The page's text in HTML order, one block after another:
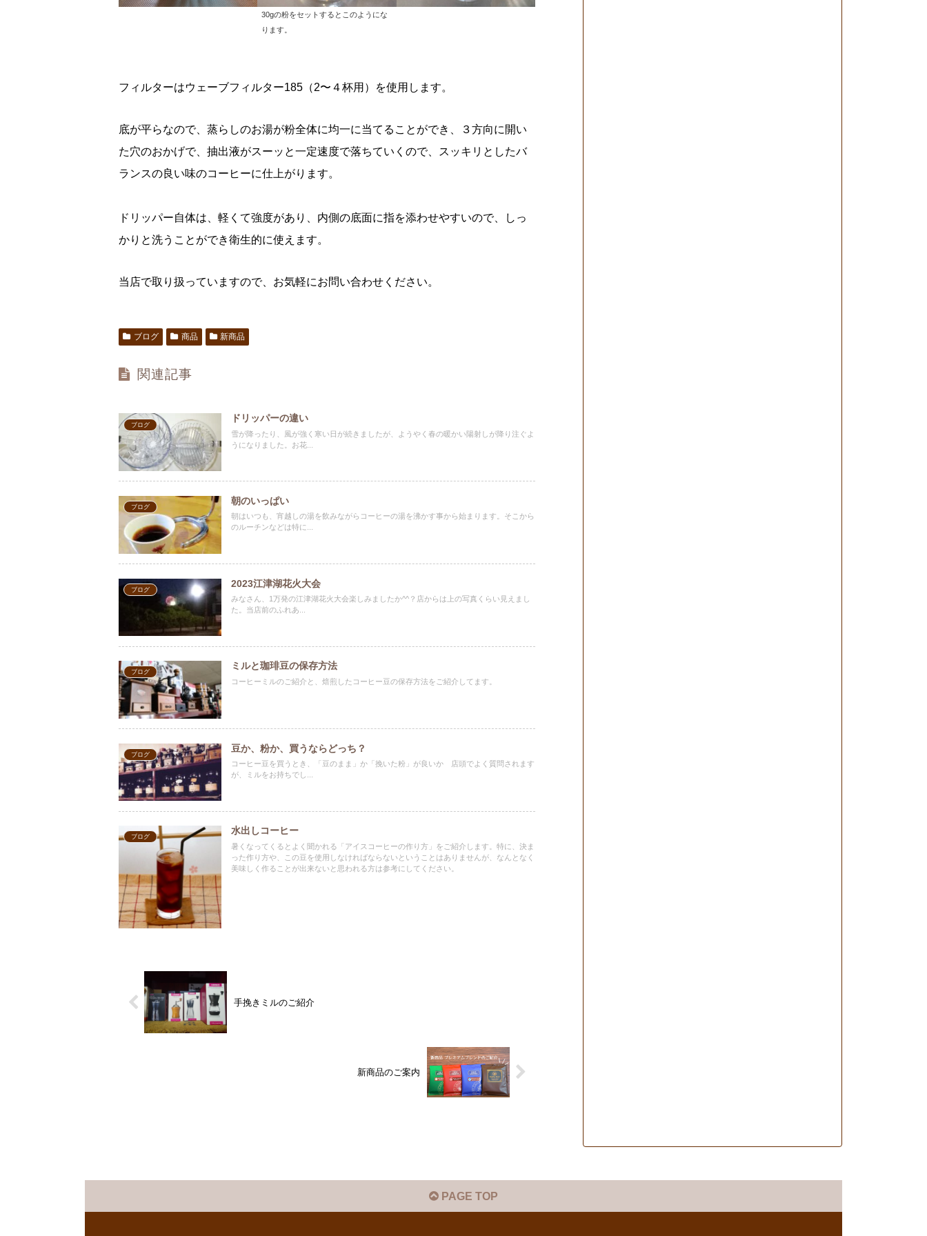
30gの粉をセットするとこのようにな
ります。
フィルターはウェーブフィルター185（2〜４杯用）を使用します。
底が平らなので、蒸らしのお湯が粉全体に均一に当てることができ、３方向に開い
た穴のおかげで、抽出液がスーッと一定速度で落ちていくので、スッキリとしたバ
ランスの良い味のコーヒーに仕上がります。
ドリッパー自体は、軽くて強度があり、内側の底面に指を添わせやすいので、しっ
かりと洗うことができ衛生的に使えます。
当店で取り扱っていますので、お気軽にお問い合わせください。
ブログ 商品 新商品
関連記事
ブログ
ドリッパーの違い
雪が降ったり、風が強く寒い日が続きましたが、ようやく春の暖かい陽射しが降り注ぐよ
うになりました。お花...
ブログ
朝のいっぱい
朝はいつも、宵越しの湯を飲みながらコーヒーの湯を沸かす事から始まります。そこから
のルーチンなどは特に...
ブログ
2023江津湖花火大会
みなさん、1万発の江津湖花火大会楽しみましたか^^？店からは上の写真くらい見えまし
た。当店前のふれあ...
ブログ
ミルと珈琲豆の保存方法
コーヒーミルのご紹介と、焙煎したコーヒー豆の保存方法をご紹介してます。
ブログ
豆か、粉か、買うならどっち？
コーヒー豆を買うとき、「豆のまま」か「挽いた粉」が良いか 店頭でよく質問されます
が、ミルをお持ちでし...
ブログ
水出しコーヒー
暑くなってくるとよく聞かれる「アイスコーヒーの作り方」をご紹介します。特に、決ま
った作り方や、この豆を使用しなければならないということはありませんが、なんとなく
美味しく作ることが出来ないと思われる方は参考にしてください。
手挽きミルのご紹介
新商品のご案内
PAGE TOP